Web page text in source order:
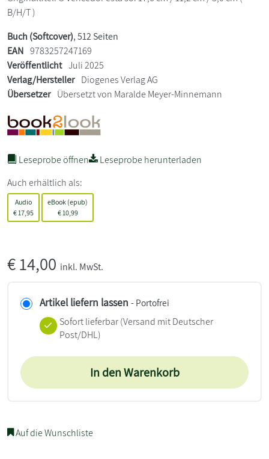
B/H/T )
Buch (Softcover), 512 Seiten
EAN 9783257247169
Veröffentlicht Juli 2025
Verlag/Hersteller Diogenes Verlag AG
Übersetzer Übersetzt von Maralde Meyer-Minnemann
Leseprobe öffnen
Leseprobe herunterladen
Auch erhältlich als:
Audio
€ 17,95
eBook (epub)
€10,99
€14,00 inkl. MwSt.
Artikel liefern lassen - Portofrei
Sofort lieferbar(Versand mit Deutscher
Post/DHL)
In den Warenkorb
Auf die Wunschliste